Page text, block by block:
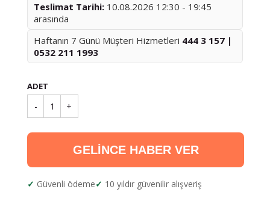
Teslimat Tarihi: 10.08.2026 12:30 - 19:45
arasında
Haftanın 7 Günü Müşteri Hizmetleri 444 3 157 |
0532 211 1993
ADET
- 1 +
GELİNCE HABER VER
Güvenli ödeme 10 yıldır güvenilir alışveriş